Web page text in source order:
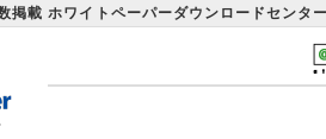
掲載 ホワイトペーパーダウンロードセンター